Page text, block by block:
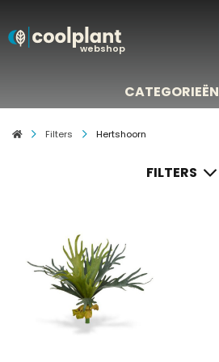
webshop
CATEGORIEËN
CATEGORIEËN
Filters Hertshoorn
FILTERS